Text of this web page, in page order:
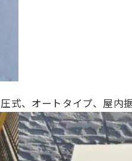
式、オートタイプ、屋内